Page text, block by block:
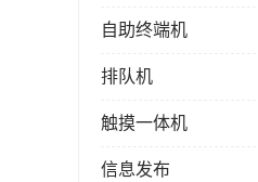
自助终端机
排队机
触摸一体机
信息发布